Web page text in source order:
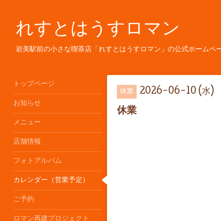
れすとはうすロマン
岩美駅前の小さな喫茶店「れすとはうすロマン」の公式ホームペ
休業 2026-06-10 (水)
休業
トップページ
お知らせ
メニュー
店舗情報
フォトアルバム
カレンダー（営業予定）
ご予約
ロマン再建プロジェクト